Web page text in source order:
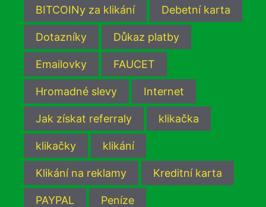
BITCOINy za klikání Debetní karta
Dotazníky Důkaz platby
Emailovky FAUCET
Hromadné slevy Internet
Jak získat referraly klikačka
klikačky klikání
Klikání na reklamy Kreditní karta
PAYPAL Peníze